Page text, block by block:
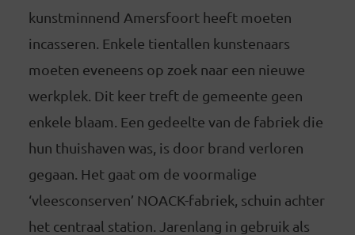
kunstminnend Amersfoort heeft moeten
incasseren. Enkele tientallen kunstenaars
moeten eveneens op zoek naar een nieuwe
werkplek. Dit keer treft de gemeente geen
enkele blaam. Een gedeelte van de fabriek die
hun thuishaven was, is door brand verloren
gegaan. Het gaat om de voormalige
‘vleesconserven’ NOACK-fabriek, schuin achter
het centraal station. Jarenlang in gebruik als